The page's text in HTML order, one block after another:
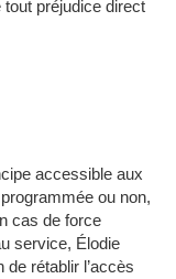
tout préjudice direct
accessible aux
ou non,
cas de force
service, Élodie
de rétablir l’accès